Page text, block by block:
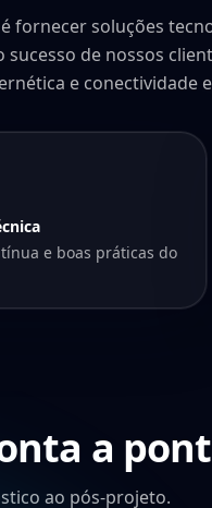
fornecer soluções
sucesso de nossos
e conectividade
e boas práticas do
a
ao pós-projeto.